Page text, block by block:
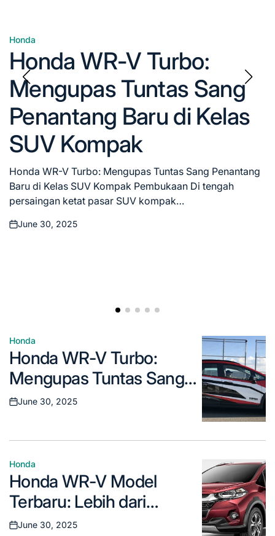
Posted
in
Honda
Honda WR-V Turbo:
Mengupas Tuntas Sang
Penantang Baru di Kelas
SUV Kompak
Honda WR-V Turbo: Mengupas Tuntas Sang Penantang
Baru di Kelas SUV Kompak Pembukaan Di tengah
persaingan ketat pasar SUV kompak…
Posted
June 30, 2025
Posted
in
Honda
Honda WR-V Turbo:
Mengupas Tuntas Sang
Penantang Baru di Kelas
Posted
June 30, 2025
Posted
in
Honda
Honda WR-V Model
Terbaru: Lebih dari
Sekadar Crossover
Posted
June 30, 2025